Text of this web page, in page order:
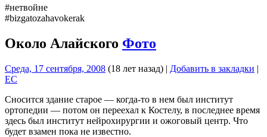
#нетвойне
#bizgatozahavokerak
Около Алайского Фото
Среда, 17 сентября, 2008 (18 лет назад) | Добавить в закладки |
EC
Сносится здание старое — когда-то в нем был институт
ортопедии — потом он переехал к Костелу, в последнее время
здесь был институт нейрохирургии и ожоговый центр. Что
будет взамен пока не известно.